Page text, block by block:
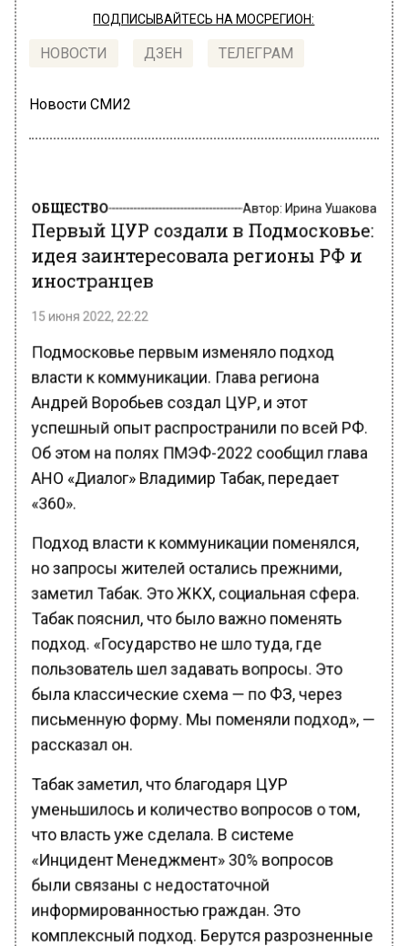
ПОДПИСЫВАЙТЕСЬ НА МОСРЕГИОН:
НОВОСТИ ДЗЕН ТЕЛЕГРАМ
Новости СМИ2
ОБЩЕСТВО Автор: Ирина Ушакова
Первый ЦУР создали в Подмосковье:
идея заинтересовала регионы РФ и
иностранцев
15 июня 2022, 22:22
Подмосковье первым изменяло подход
власти к коммуникации. Глава региона
Андрей Воробьев создал ЦУР, и этот
успешный опыт распространили по всей РФ.
Об этом на полях ПМЭФ-2022 сообщил глава
АНО «Диалог» Владимир Табак, передает
«360».
Подход власти к коммуникации поменялся,
но запросы жителей остались прежними,
заметил Табак. Это ЖКХ, социальная сфера.
Табак пояснил, что было важно поменять
подход. «Государство не шло туда, где
пользователь шел задавать вопросы. Это
была классические схема — по ФЗ, через
письменную форму. Мы поменяли подход», —
рассказал он.
Табак заметил, что благодаря ЦУР
уменьшилось и количество вопросов о том,
что власть уже сделала. В системе
«Инцидент Менеджмент» 30% вопросов
были связаны с недостаточной
информированностью граждан. Это
комплексный подход. Берутся разрозненные